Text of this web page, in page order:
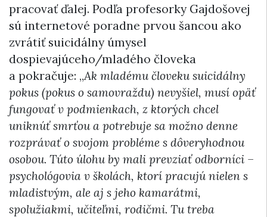
pracovať ďalej. Podľa profesorky Gajdošovej
sú internetové poradne prvou šancou ako
zvrátiť suicidálny úmysel
dospievajúceho/mladého človeka
a pokračuje: „Ak mladému človeku suicidálny
pokus (pokus o samovraždu) nevyšiel, musí opäť
fungovať v podmienkach, z ktorých chcel
uniknúť smrťou a potrebuje sa možno denne
rozprávať o svojom probléme s dôveryhodnou
osobou. Túto úlohu by mali prevziať odborníci –
psychológovia v školách, ktorí pracujú nielen s
mladistvým, ale aj s jeho kamarátmi,
spolužiakmi, učiteľmi, rodičmi. Tu treba